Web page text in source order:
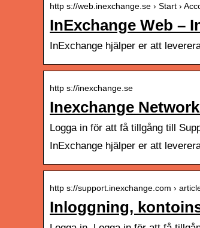
http s://web.inexchange.se › Start ›
InExchange Web –
InExchange hjälper er att
http s://inexchange.se
Inexchange
Logga in för att få tillgång till
InExchange hjälper er att
http s://support.inexchange.com ›
Inloggning,